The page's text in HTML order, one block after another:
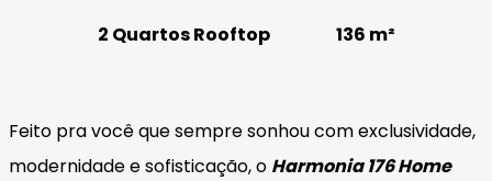
2 Quartos Rooftop
136 m²
Feito pra você que sempre sonhou comexclusividade,
modernidade e sofisticação, o Harmonia 176 Home